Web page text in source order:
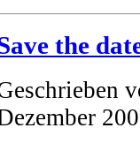
the